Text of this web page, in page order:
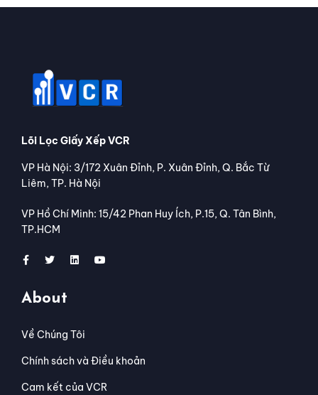
Lõi Lọc Giấy Xếp VCR
VP Hà Nội: 3/172 Xuân Đỉnh, P. Xuân Đỉnh, Q. Bắc Từ
Liêm, TP. Hà Nội
VP Hồ Chí Minh: 15/42 Phan Huy Ích, P.15, Q. Tân Bình,
TP.HCM
About
Về Chúng Tôi
Chính sách và Điều khoản
Cam kết của VCR